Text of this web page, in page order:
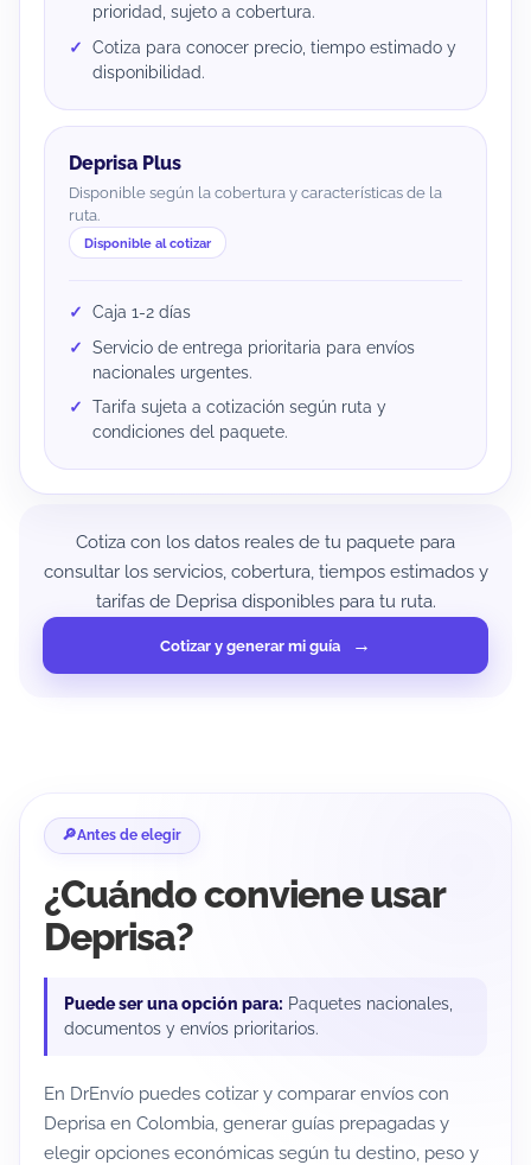
prioridad, sujeto a cobertura.
Cotiza para conocer precio, tiempo estimado y
disponibilidad.
Deprisa Plus
Disponible según la cobertura y características de la
ruta.
Disponible al cotizar
Caja 1-2 días
Servicio de entrega prioritaria para envíos
nacionales urgentes.
Tarifa sujeta a cotización según ruta y
condiciones del paquete.
Cotiza con los datos reales de tu paquete para
consultar los servicios, cobertura, tiempos estimados y
tarifas de Deprisa disponibles para tu ruta.
Cotizar y generar mi guía
Antes de elegir
¿Cuándo conviene usar
Deprisa?
Puede ser una opción para: Paquetes nacionales,
documentos y envíos prioritarios.
En DrEnvío puedes cotizar y comparar envíos con
Deprisa en Colombia, generar guías prepagadas y
elegir opciones económicas según tu destino, peso y